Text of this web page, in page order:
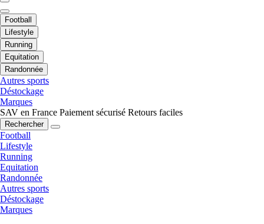
Football
Lifestyle
Running
Equitation
Randonnée
Autres sports
Déstockage
Marques
SAV en France Paiement sécurisé Retours faciles
Rechercher
Football
Lifestyle
Running
Equitation
Randonnée
Autres sports
Déstockage
Marques